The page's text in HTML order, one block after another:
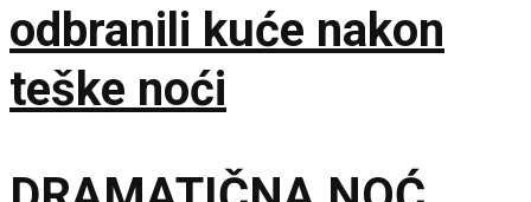
odbranili kuće nakon
teške noći